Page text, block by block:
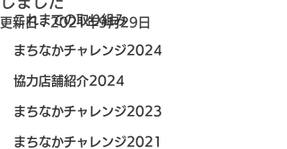
これまでの取り組み
まちなかチャレンジ2024
協力店舗紹介2024
まちなかチャレンジ2023
まちなかチャレンジ2021
更新日：2021年9月29日